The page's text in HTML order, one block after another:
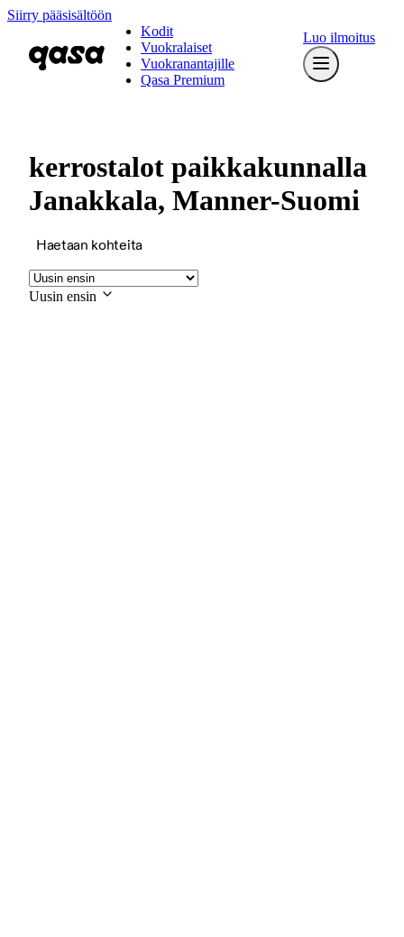
Siirry pääsisältöön
Kodit
Vuokralaiset
Vuokranantajille
Qasa Premium
Luo ilmoitus
kerrostalot paikkakunnalla
Janakkala, Manner-Suomi
Haetaan kohteita
Uusin ensin